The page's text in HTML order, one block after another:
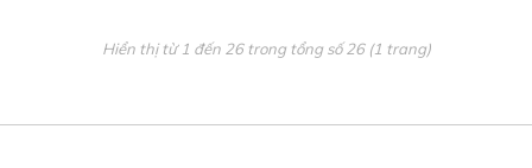
Hiển thị từ 1 đến 26 trong tổng số 26 (1 trang)